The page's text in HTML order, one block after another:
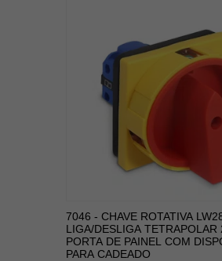
7046 - CHAVE ROTATIVA
LIGA/DESLIGA TETRAPOLAR
PORTA DE PAINEL COM
PARA CADEADO